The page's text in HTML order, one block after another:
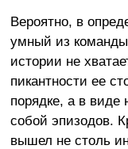
Вероятно, в
умный из
истории не
пикантности ее
порядке, а в
собой эпизодов.
вышел не столь